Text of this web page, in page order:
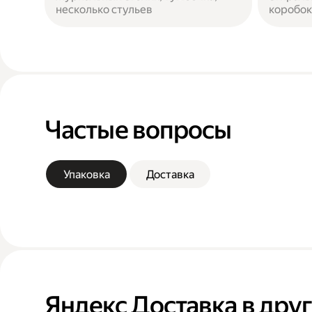
несколько стульев
коробок
Частые вопросы
Упаковка Доставка
Яндекс Доставка в